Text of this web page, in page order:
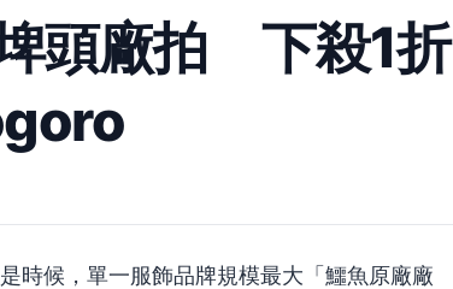
頭廠拍 下殺1折
時候，單一服飾品牌規模最大「鱷魚原廠廠